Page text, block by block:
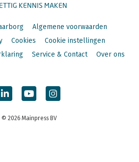
KENNIS MAKEN
Algemene voorwaarden
Cookies
Cookie instellingen
Service & Contact Over ons
© 2026 Mainpress BV